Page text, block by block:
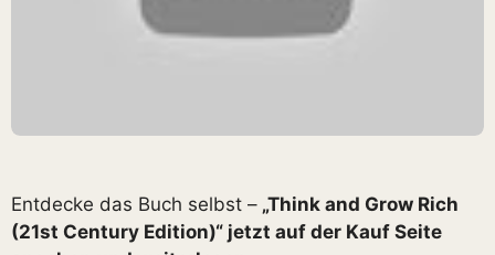
Entdecke das Buch selbst – „Think and Grow Rich
(21st Century Edition)“ jetzt auf der Kauf Seite